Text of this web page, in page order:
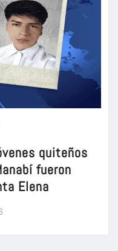
quiteños
fueron
Elena